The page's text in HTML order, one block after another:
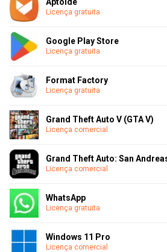
Licença gratuita
Google Play Store
Licença gratuita
Format Factory
Licença gratuita
Grand Theft Auto V (GTA V)
Licença comercial
Grand Theft Auto: San
Licença comercial
WhatsApp
Licença gratuita
Windows 11 Pro
Licença comercial